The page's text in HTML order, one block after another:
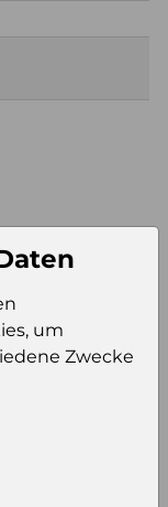
zu
um
Zwecke